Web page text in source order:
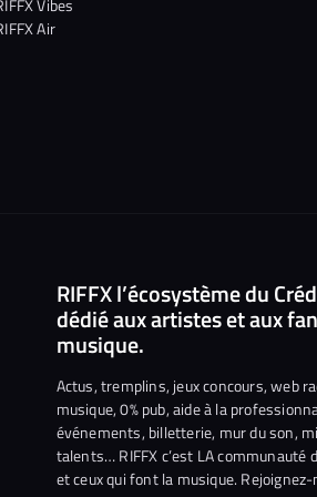
Vibes
Air
RIFFX l’écosystème du
dédié aux artistes et aux
musique.
Actus, tremplins, jeux concours, web
musique, 0% pub, aide à la
événements, billetterie, mur du son,
talents… RIFFX c’est LA communauté
et ceux qui font la musique.